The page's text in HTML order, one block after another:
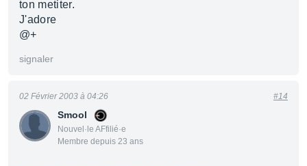
ton metiter.
J'adore
@+
signaler
Smool
Nouvel·le AFfilié·e
Membre depuis 23 ans
02 Février 2003 à 04:26 #14